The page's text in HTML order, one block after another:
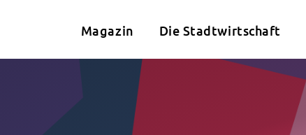
Magazin Die Stadtwirtschaft